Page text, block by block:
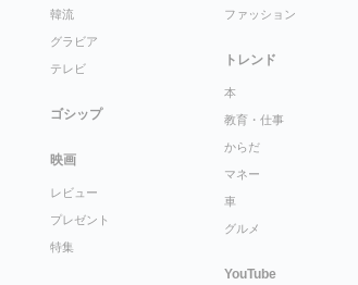
韓流
グラビア
テレビ
ゴシップ
映画
レビュー
プレゼント
特集
ファッション
トレンド
本
教育・仕事
からだ
マネー
車
グルメ
YouTube